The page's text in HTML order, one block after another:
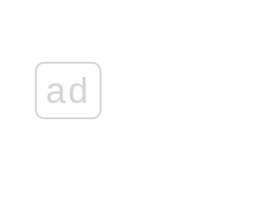
ad